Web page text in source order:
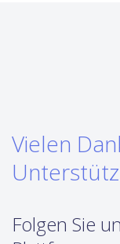
Vielen
Folgen Sie